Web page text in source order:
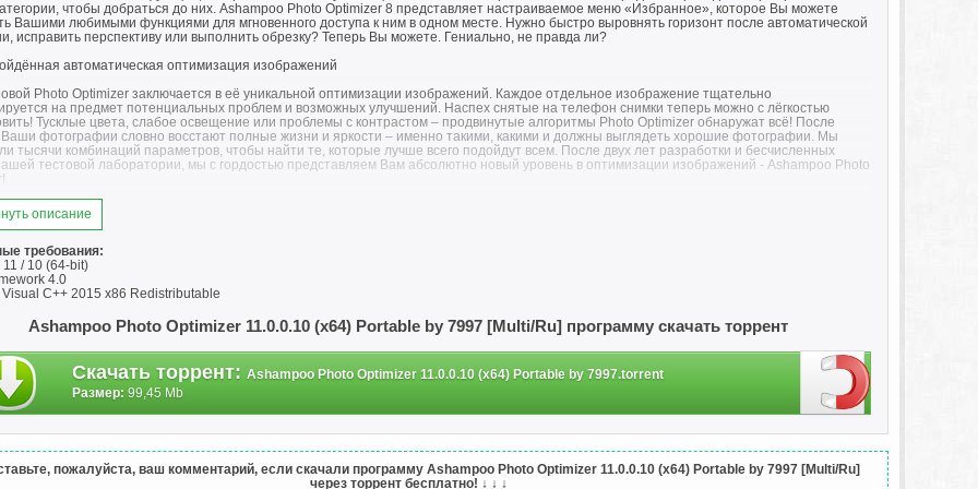
чтобы добраться до них. Ashampoo Photo Optimizer 8 представляет настраиваемое меню «Избранное», которое Вы можете
Вашими любимыми функциями для мгновенного доступа к ним в одном месте. Нужно быстро выровнять горизонт после автоматической
исправить перспективу или выполнить обрезку? Теперь Вы можете. Гениально, не правда ли?
автоматическая оптимизация изображений
Photo Optimizer заключается в её уникальной оптимизации изображений. Каждое отдельное изображение тщательно
на предмет потенциальных проблем и возможных улучшений. Наспех снятые на телефон снимки теперь можно с лёгкостью
Тусклые цвета, слабое освещение или проблемы с контрастом – продвинутые алгоритмы Photo Optimizer обнаружат всё! После
фотографии словно восстают полные жизни и яркости – именно такими, какими и должны выглядеть хорошие фотографии. Мы
тысячи комбинаций параметров, чтобы найти те, которые лучше всего подойдут всем. После двух лет разработки и бесчисленных
тестовой лаборатории, мы с гордостью представляем Вам абсолютно новый уровень в оптимизации изображений - Ashampoo Photo
вариантов тонкой настройки
ещё больше опций для тонкой настройки, такие как температура цвета, которые могут полностью изменить природу снимка – зарядить
снимки с телефона, с которыми мы все так хорошо знакомы. Кривые тонов – надёжный способ улучшить тени, средние и светлые
когда Вы работаете со снимками в RAW! Не стесняйтесь экспериментировать – встроенная система резервного копирования
отменить любые изменения и вернуть исходное изображение в мгновение ока.
управление памятью
Ashampoo Photo Optimizer используем всю доступную память системы, чтобы выжать из Вашего ПК максимум. Это значит, что
изображения или гигантские коллекции оптимизируются со скоростью света. Попробуйте самую быструю и самую надёжную
всех времён!
баланс белого и усиливайте контраст
играет ключевую роль в температуре Ваших изображений. Цифровые камеры часто страдают от скучных цветов и ужасного синего
От этого фотографии кажутся абсолютно безжизненными и лишёнными волшебства момента. Изображения с низким контрастом, часто
освещения, являются ещё одной распространённой проблемой. Благодаря ручной настройке баланса белого и контраста, Photo
может вдохнуть новую жизнь даже в самые ужасные снимки! Обе функции являются часть функции автоматической оптимизации и будут
описание
требования:
/ 10 (64-bit)
4.0
Visual C++ 2015 x86 Redistributable
Ashampoo Photo Optimizer 11.0.0.10 (x64) Portable by 7997 [Multi/Ru] программу скачать торрент
Скачать торрент: Ashampoo Photo Optimizer 11.0.0.10 (x64) Portable by 7997.torrent
Размер: 99,45 Mb
пожалуйста, ваш комментарий, если скачали программу Ashampoo Photo Optimizer 11.0.0.10 (x64) Portable by 7997 [Multi/Ru]
через торрент бесплатно! ↓ ↓ ↓